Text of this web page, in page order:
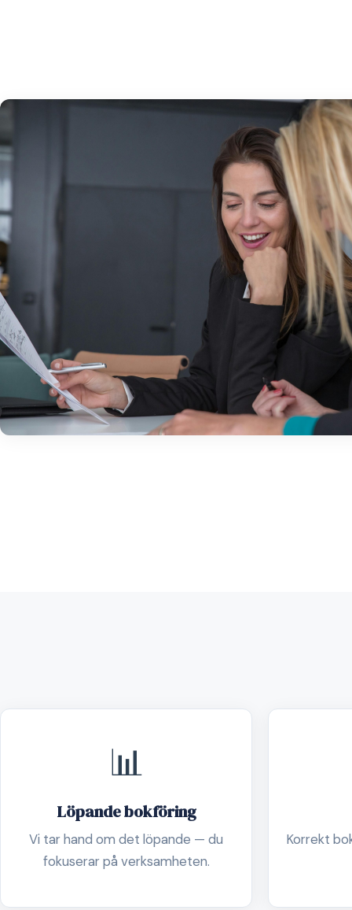
📊
Löpande bokföring
Vi tar hand om det löpande — du
fokuserar på verksamheten.
Korrekt